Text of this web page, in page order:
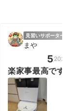
見習いサポーター
まや
5
楽家事最高です